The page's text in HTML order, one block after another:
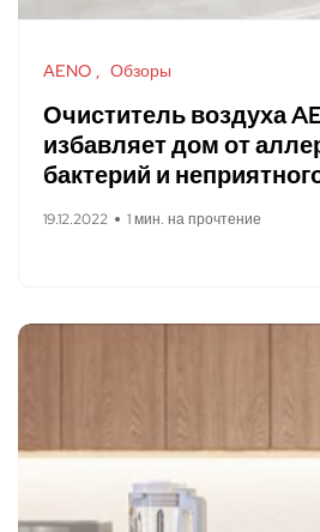
AENO Обзоры
Очиститель воздуха
избавляет дом от
бактерий и
19.12.2022 1 мин. на прочтение